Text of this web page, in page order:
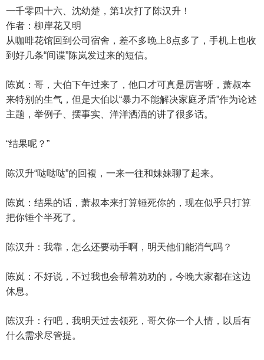
一千零四十六、沈幼楚，第1次打了陈汉升！
作者：柳岸花又明
从咖啡花馆回到公司宿舍，差不多晚上8点多了，手机上也收
到好几条“间谍”陈岚发过来的短信。
陈岚：哥，大伯下午过来了，他口才可真是厉害呀，萧叔本
来特别的生气，但是大伯以“暴力不能解决家庭矛盾”作为论述
主题，举例子、摆事实、洋洋洒洒的讲了很多话。
“结果呢？”
陈汉升“哒哒哒”的回複，一来一往和妹妹聊了起来。
陈岚：结果的话，萧叔本来打算锤死你的，现在似乎只打算
把你锤个半死了。
陈汉升：我靠，怎么还要动手啊，明天他们能消气吗？
陈岚：不好说，不过我也会帮着劝劝的，今晚大家都在这边
休息。
陈汉升：行吧，我明天过去领死，哥欠你一个人情，以后有
什么需求尽管提。